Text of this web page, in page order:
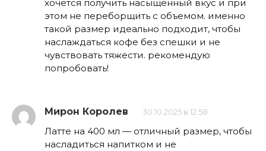
хочется получить насыщенный вкус и при
этом не переборщить с объемом. именно
такой размер идеально подходит, чтобы
наслаждаться кофе без спешки и не
чувствовать тяжести. рекомендую
попробовать!
Мирон Королев 30.10.2025 в 12:58
Латте на 400 мл — отличный размер, чтобы
насладиться напитком и не